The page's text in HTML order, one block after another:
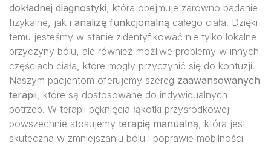
dokładnej diagnostyki, która obejmuje zarówno badanie
fizykalne, jak i analizę funkcjonalną całego ciała. Dzięki
temu jesteśmy w stanie zidentyfikować nie tylko lokalne
przyczyny bólu, ale również możliwe problemy w innych
częściach ciała, które mogły przyczynić się do kontuzji.
Naszym pacjentom oferujemy szereg zaawansowanych
terapii, które są dostosowane do indywidualnych
potrzeb. W terapii pęknięcia łąkotki przyśrodkowej
powszechnie stosujemy terapię manualną, która jest
skuteczna w zmniejszaniu bólu i poprawie mobilności